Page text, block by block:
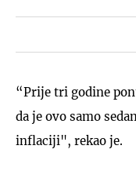
“Prije tri godine
da je ovo samo
inflaciji", rekao je.